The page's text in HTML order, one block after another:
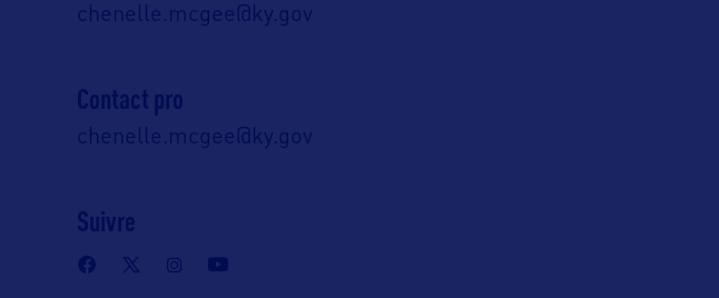
chenelle.mcgee@ky.gov
Contact pro
chenelle.mcgee@ky.gov
Suivre